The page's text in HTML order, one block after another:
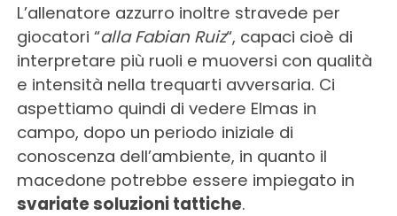
L’allenatore azzurro inoltre stravede per
giocatori “alla Fabian Ruiz“, capaci cioè di
interpretare più ruoli e muoversi con qualità
e intensità nella trequarti avversaria. Ci
aspettiamo quindi di vedere Elmas in
campo, dopo un periodo iniziale di
conoscenza dell’ambiente, in quanto il
macedone potrebbe essere impiegato in
svariate soluzioni tattiche.